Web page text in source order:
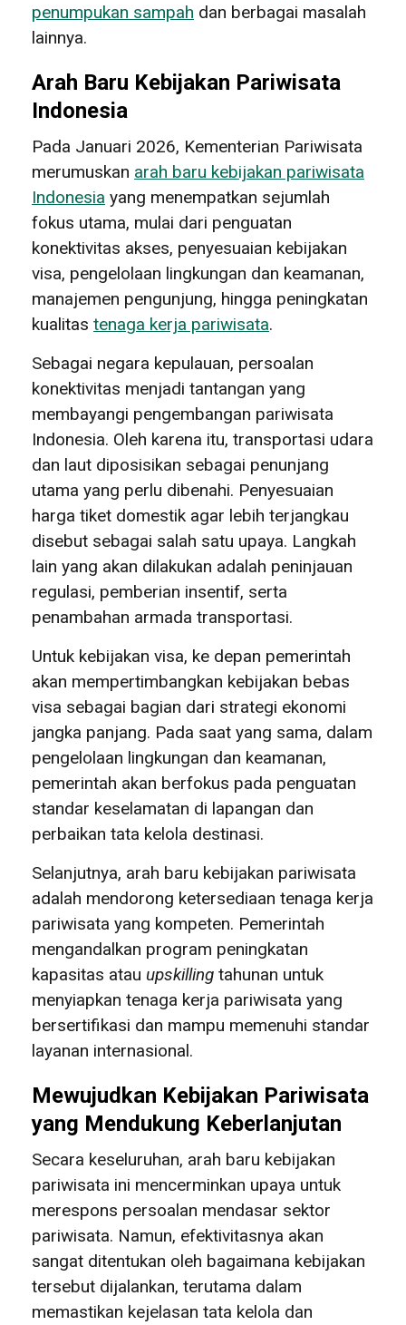
penumpukan sampah dan berbagai masalah
lainnya.
Arah Baru Kebijakan Pariwisata
Indonesia
Pada Januari 2026, Kementerian Pariwisata
merumuskan arah baru kebijakan pariwisata
Indonesia yang menempatkan sejumlah
fokus utama, mulai dari penguatan
konektivitas akses, penyesuaian kebijakan
visa, pengelolaan lingkungan dan keamanan,
manajemen pengunjung, hingga peningkatan
kualitas tenaga kerja pariwisata.
Sebagai negara kepulauan, persoalan
konektivitas menjadi tantangan yang
membayangi pengembangan pariwisata
Indonesia. Oleh karena itu, transportasi udara
dan laut diposisikan sebagai penunjang
utama yang perlu dibenahi. Penyesuaian
harga tiket domestik agar lebih terjangkau
disebut sebagai salah satu upaya. Langkah
lain yang akan dilakukan adalah peninjauan
regulasi, pemberian insentif, serta
penambahan armada transportasi.
Untuk kebijakan visa, ke depan pemerintah
akan mempertimbangkan kebijakan bebas
visa sebagai bagian dari strategi ekonomi
jangka panjang. Pada saat yang sama, dalam
pengelolaan lingkungan dan keamanan,
pemerintah akan berfokus pada penguatan
standar keselamatan di lapangan dan
perbaikan tata kelola destinasi.
Selanjutnya, arah baru kebijakan pariwisata
adalah mendorong ketersediaan tenaga kerja
pariwisata yang kompeten. Pemerintah
mengandalkan program peningkatan
kapasitas atau upskilling tahunan untuk
menyiapkan tenaga kerja pariwisata yang
bersertifikasi dan mampu memenuhi standar
layanan internasional.
Mewujudkan Kebijakan Pariwisata
yang Mendukung Keberlanjutan
Secara keseluruhan, arah baru kebijakan
pariwisata ini mencerminkan upaya untuk
merespons persoalan mendasar sektor
pariwisata. Namun, efektivitasnya akan
sangat ditentukan oleh bagaimana kebijakan
tersebut dijalankan, terutama dalam
memastikan kejelasan tata kelola dan